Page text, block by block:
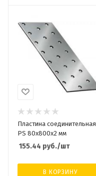
Пластина соединительная
PS 80х800х2 мм
155.44 руб./шт
В КОРЗИНУ